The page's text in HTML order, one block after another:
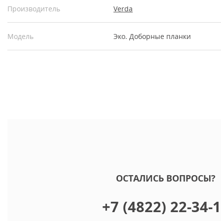
Производитель Verda
Модель Эко. Доборные планки
ОСТАЛИСЬ ВОПРОСЫ?
+7 (4822) 22-34-